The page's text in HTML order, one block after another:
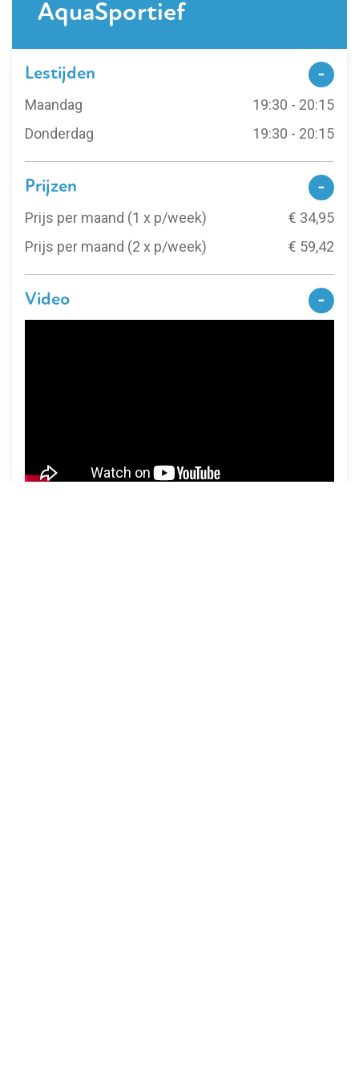
AquaSportief
Lestijden
Maandag
19:30 - 20:15
Donderdag
19:30 - 20:15
Prijzen
Prijs per maand (1 x p/week)
€ 34,95
Prijs per maand (2 x p/week)
€ 59,42
Video